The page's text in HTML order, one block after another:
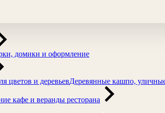
домики и оформление
Деревянные кашпо,
кафе и веранды ресторана